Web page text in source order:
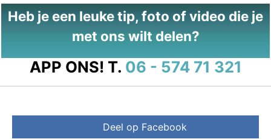
Heb je een leuke tip, foto of video die je
met ons wilt delen?
APP ONS! T. 06 - 574 71 321
Deel op Facebook